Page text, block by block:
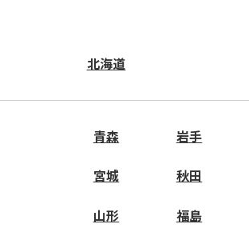
北海道
青森 岩手
宮城 秋田
山形 福島